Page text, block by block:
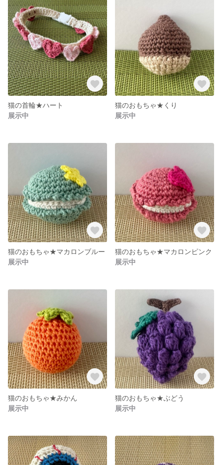
猫の首輪★ハート
展示中
猫のおもちゃ★くり
展示中
猫のおもちゃ★マカロンブルー
展示中
猫のおもちゃ★マカロンピンク
展示中
猫のおもちゃ★みかん
展示中
猫のおもちゃ★ぶどう
展示中